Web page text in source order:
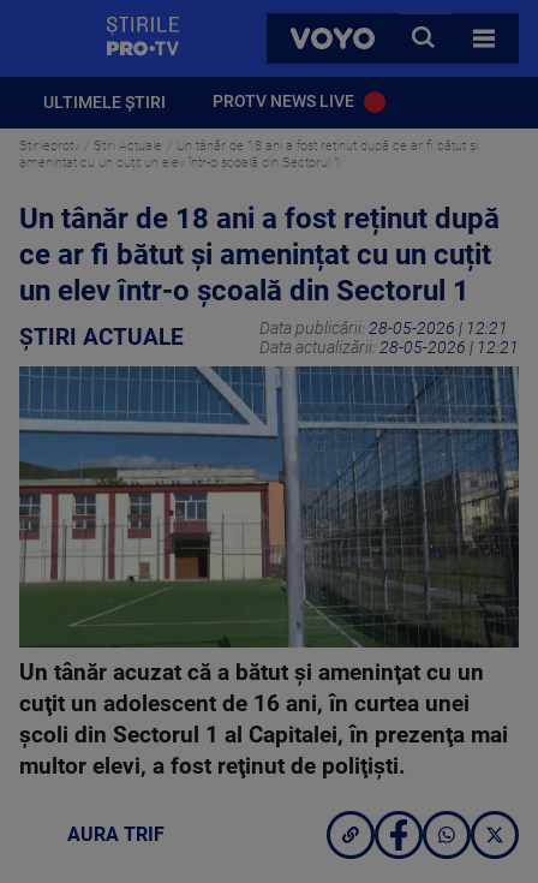
VOYO
CAUTA
TOATE
ULTIMELE ȘTIRI PROTV NEWS LIVE
Stirileprotv Știri Actuale
Un tânăr de 18 ani a fost reținut după ce ar fi bătut și
amenințat cu un cuțit un elev într-o școală din Sectorul 1
Un tânăr de 18 ani a fost reținut după
ce ar fi bătut și amenințat cu un cuțit
un elev într-o școală din Sectorul 1
ȘTIRI ACTUALE Data publicării: 28-05-2026 | 12:21
Data actualizării: 28-05-2026 | 12:21
Un tânăr acuzat că a bătut şi ameninţat cu un
cuţit un adolescent de 16 ani, în curtea unei
şcoli din Sectorul 1 al Capitalei, în prezenţa mai
multor elevi, a fost reţinut de poliţişti.
AURA TRIF